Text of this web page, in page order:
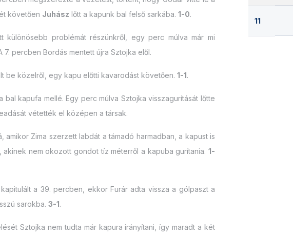
követően Juhász lőtt a kapunk bal felső sarkába. 1-0.
problémát részünkről, egy perc múlva már mi
percben Bordás mentett újra Sztojka elől.
be közelről, egy kapu előtti kavarodást követően. 1-1.
kapufa mellé. Egy perc múlva Sztojka visszagurítását lőtte
vétették el középen a társak.
Zima szerzett labdát a támadó harmadban, a kapust is
akinek nem okozott gondot tíz méterről a kapuba gurítania.1-
a 39. percben, ekkor Furár adta vissza a gólpaszt a
sarokba. 3-1.
Sztojka nem tudta már kapura irányítani, így maradt a két
11